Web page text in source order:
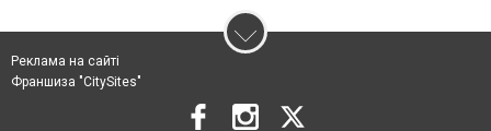
Реклама на сайті
Франшиза "CitySites"